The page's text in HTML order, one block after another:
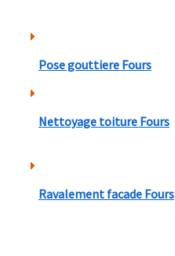
Pose gouttiere Fours
Nettoyage toiture Fours
Ravalement facade Fours